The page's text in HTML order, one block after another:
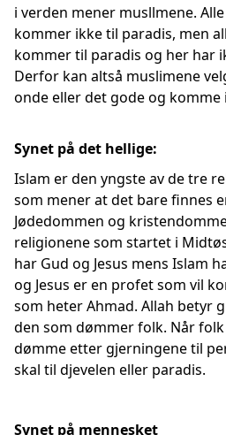
i verden mener musllmene.
kommer ikke til paradis, men
kommer til paradis og her har
Derfor kan altså muslimene
onde eller det gode og komme
Synet på det hellige:
Islam er den yngste av de tre
som mener at det bare finnes
Jødedommen og
religionene som startet i
har Gud og Jesus mens Islam
og Jesus er en profet som vil
som heter Ahmad. Allah betyr
den som dømmer folk. Når
dømme etter gjerningene til
skal til djevelen eller paradis.
Synet på mennesket